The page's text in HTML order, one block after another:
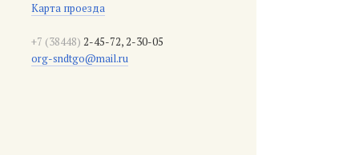
Карта проезда
+7 (38448) 2-45-72, 2-30-05
org-sndtgo@mail.ru